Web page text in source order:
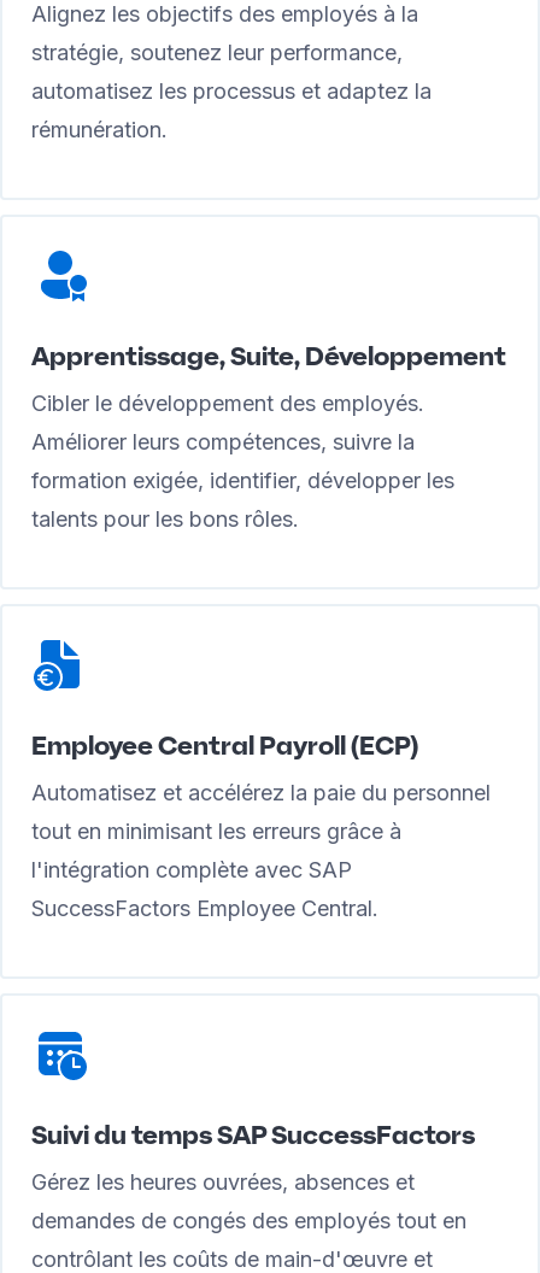
Alignez les objectifs des employés à la
stratégie, soutenez leur performance,
automatisez les processus et adaptez la
rémunération.
Apprentissage, Suite, Développement
Cibler le développement des employés.
Améliorer leurs compétences, suivre la
formation exigée, identifier, développer les
talents pour les bons rôles.
Employee Central Payroll (ECP)
Automatisez et accélérez la paie du personnel
tout en minimisant les erreurs grâce à
l'intégration complète avec SAP
SuccessFactors Employee Central.
Suivi du temps SAP SuccessFactors
Gérez les heures ouvrées, absences et
demandes de congés des employés tout en
contrôlant les coûts de main-d'œuvre et